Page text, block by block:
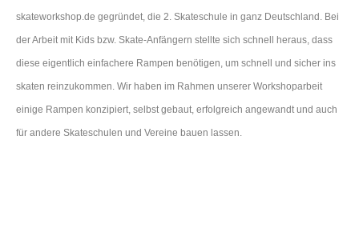
skateworkshop.de gegründet, die 2. Skateschule in ganz Deutschland. Bei
der Arbeit mit Kids bzw. Skate-Anfängern stellte sich schnell heraus, dass
diese eigentlich einfachere Rampen benötigen, um schnell und sicher ins
skaten reinzukommen. Wir haben im Rahmen unserer Workshoparbeit
einige Rampen konzipiert, selbst gebaut, erfolgreich angewandt und auch
für andere Skateschulen und Vereine bauen lassen.